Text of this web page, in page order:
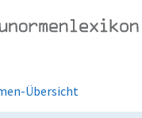
Übersicht